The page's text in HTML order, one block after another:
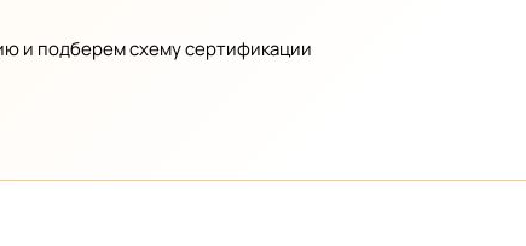
и подберем схему сертификации